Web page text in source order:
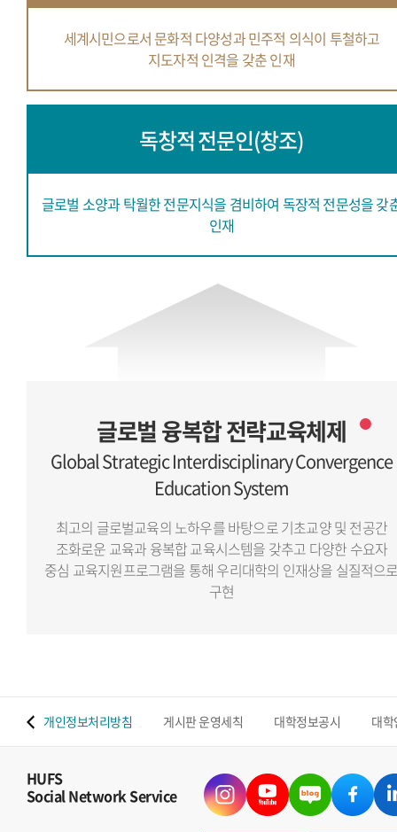
세계시민으로서 문화적 다양성과민주적 의식이 투철하고
지도자적 인격을 갖춘 인재
독창적 전문인(창조)
글로벌 소양과 탁월한 전문지식을 겸비하여 독장적 전문성을 갖
인재
글로벌 융복합 전략교육체제
Global Strategic Interdisciplinary Convergence
Education System
최고의 글로벌교육의 노하우를 바탕으로 기초교양 및 전공간
조화로운 교육과 융복합 교육시스템을 갖추고 다양한 수요자
중심 교육지원프로그램을 통해 우리대학의 인재상을 실질적으
구현
개인정보처리방침 게시판 운영세칙 대학정보공시 대
HUFS
Social Network Service